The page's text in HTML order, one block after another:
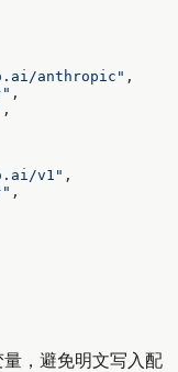
anthropic" ,
,
,
v1" ,
,
，避免明文写入配